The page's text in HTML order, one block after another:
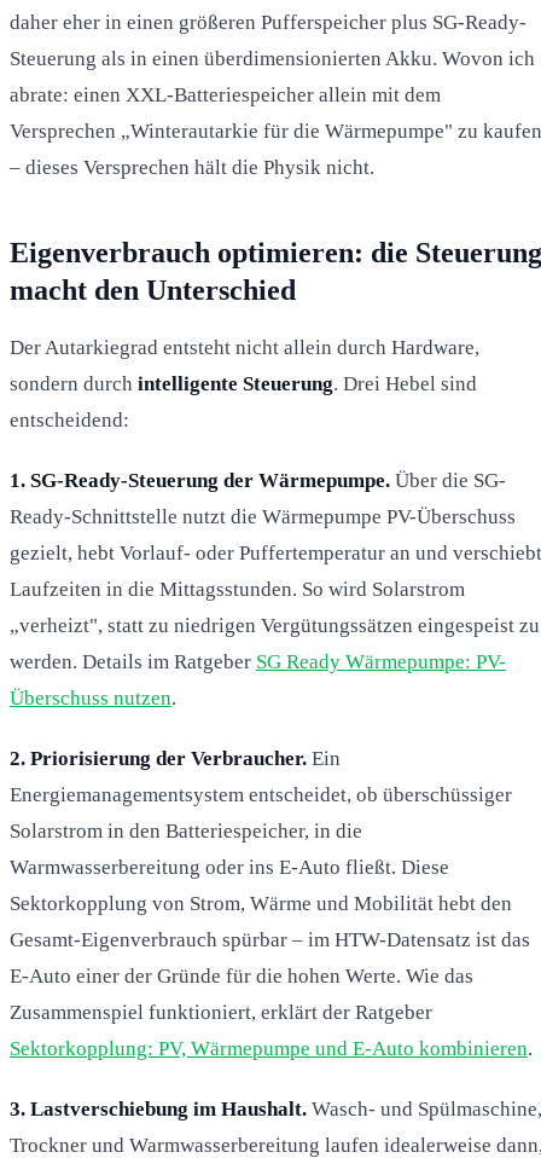
daher eher in einen größeren Pufferspeicher plus SG-Ready-
Steuerung als in einen überdimensionierten Akku. Wovon ich
abrate: einen XXL-Batteriespeicher allein mit dem
Versprechen „Winterautarkie für die Wärmepumpe" zu kaufen
– dieses Versprechen hält die Physik nicht.
Eigenverbrauch optimieren: die Steuerung
macht den Unterschied
Der Autarkiegrad entsteht nicht allein durch Hardware,
sondern durch intelligente Steuerung. Drei Hebel sind
entscheidend:
1. SG-Ready-Steuerung der Wärmepumpe. Über die SG-
Ready-Schnittstelle nutzt die Wärmepumpe PV-Überschuss
gezielt, hebt Vorlauf- oder Puffertemperatur an und verschiebt
Laufzeiten in die Mittagsstunden. So wird Solarstrom
„verheizt", statt zu niedrigen Vergütungssätzen eingespeist zu
werden. Details im Ratgeber SG Ready Wärmepumpe: PV-
Überschuss nutzen.
2. Priorisierung der Verbraucher. Ein
Energiemanagementsystem entscheidet, ob überschüssiger
Solarstrom in den Batteriespeicher, in die
Warmwasserbereitung oder ins E-Auto fließt. Diese
Sektorkopplung von Strom, Wärme und Mobilität hebt den
Gesamt-Eigenverbrauch spürbar – im HTW-Datensatz ist das
E-Auto einer der Gründe für die hohen Werte. Wie das
Zusammenspiel funktioniert, erklärt der Ratgeber
Sektorkopplung: PV, Wärmepumpe und E-Auto kombinieren.
3. Lastverschiebung im Haushalt. Wasch- und Spülmaschine,
Trockner und Warmwasserbereitung laufen idealerweise